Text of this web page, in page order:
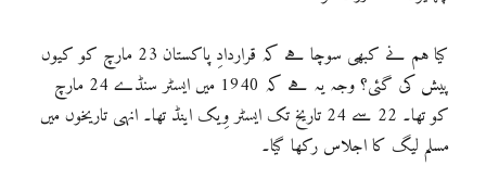
کیا ہم نے کبھی سوچا ہے کہ قراردادِ پاکستان 23 مارچ کو کیوں
پیش کی گئی؟ وجہ یہ ہے کہ 1940 میں ایسٹر سنڈے 24 مارچ
کو تھا۔ 22 سے 24 تاریخ تک ایسٹر وِیک اینڈ تھا۔ انہی تاریخوں میں
مسلم لیگ کا اجلاس رکھا گیا۔